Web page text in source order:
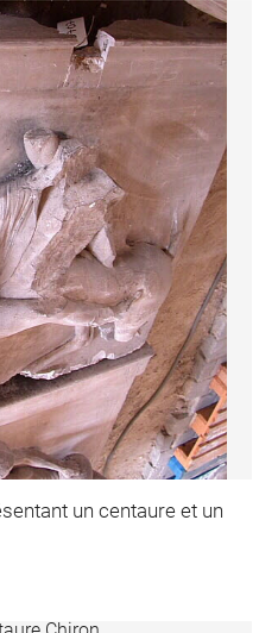
un centaure et un